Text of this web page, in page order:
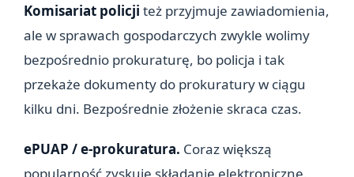
Komisariat policji też przyjmuje zawiadomienia,
ale w sprawach gospodarczych zwykle wolimy
bezpośrednio prokuraturę, bo policja i tak
przekaże dokumenty do prokuratury w ciągu
kilku dni. Bezpośrednie złożenie skraca czas.
ePUAP / e-prokuratura. Coraz większą
popularność zyskuje składanie elektroniczne.